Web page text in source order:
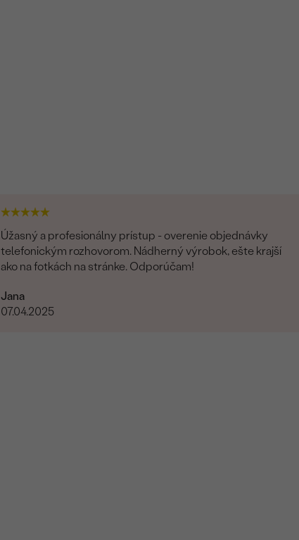
Úžasný a profesionálny prístup - overenie objednávky
telefonickým rozhovorom. Nádherný výrobok, ešte krajší
ako na fotkách na stránke. Odporúčam!
Jana
07.04.2025